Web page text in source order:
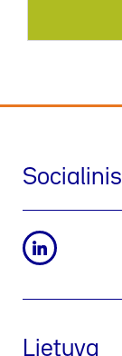
Socialinis
Lietuva